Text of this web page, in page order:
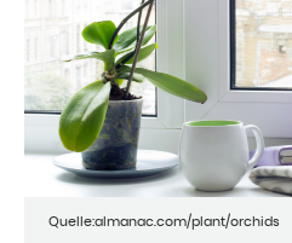
Quelle:almanac.com/plant/orchids